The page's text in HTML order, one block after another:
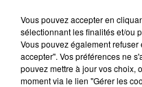
Date de naissance*
Vous pouvez accepter en
sélectionnant les finalités et/ou
Vous pouvez également
accepter". Vos préférences ne
pouvez mettre à jour vos choix,
moment via le lien "Gérer les